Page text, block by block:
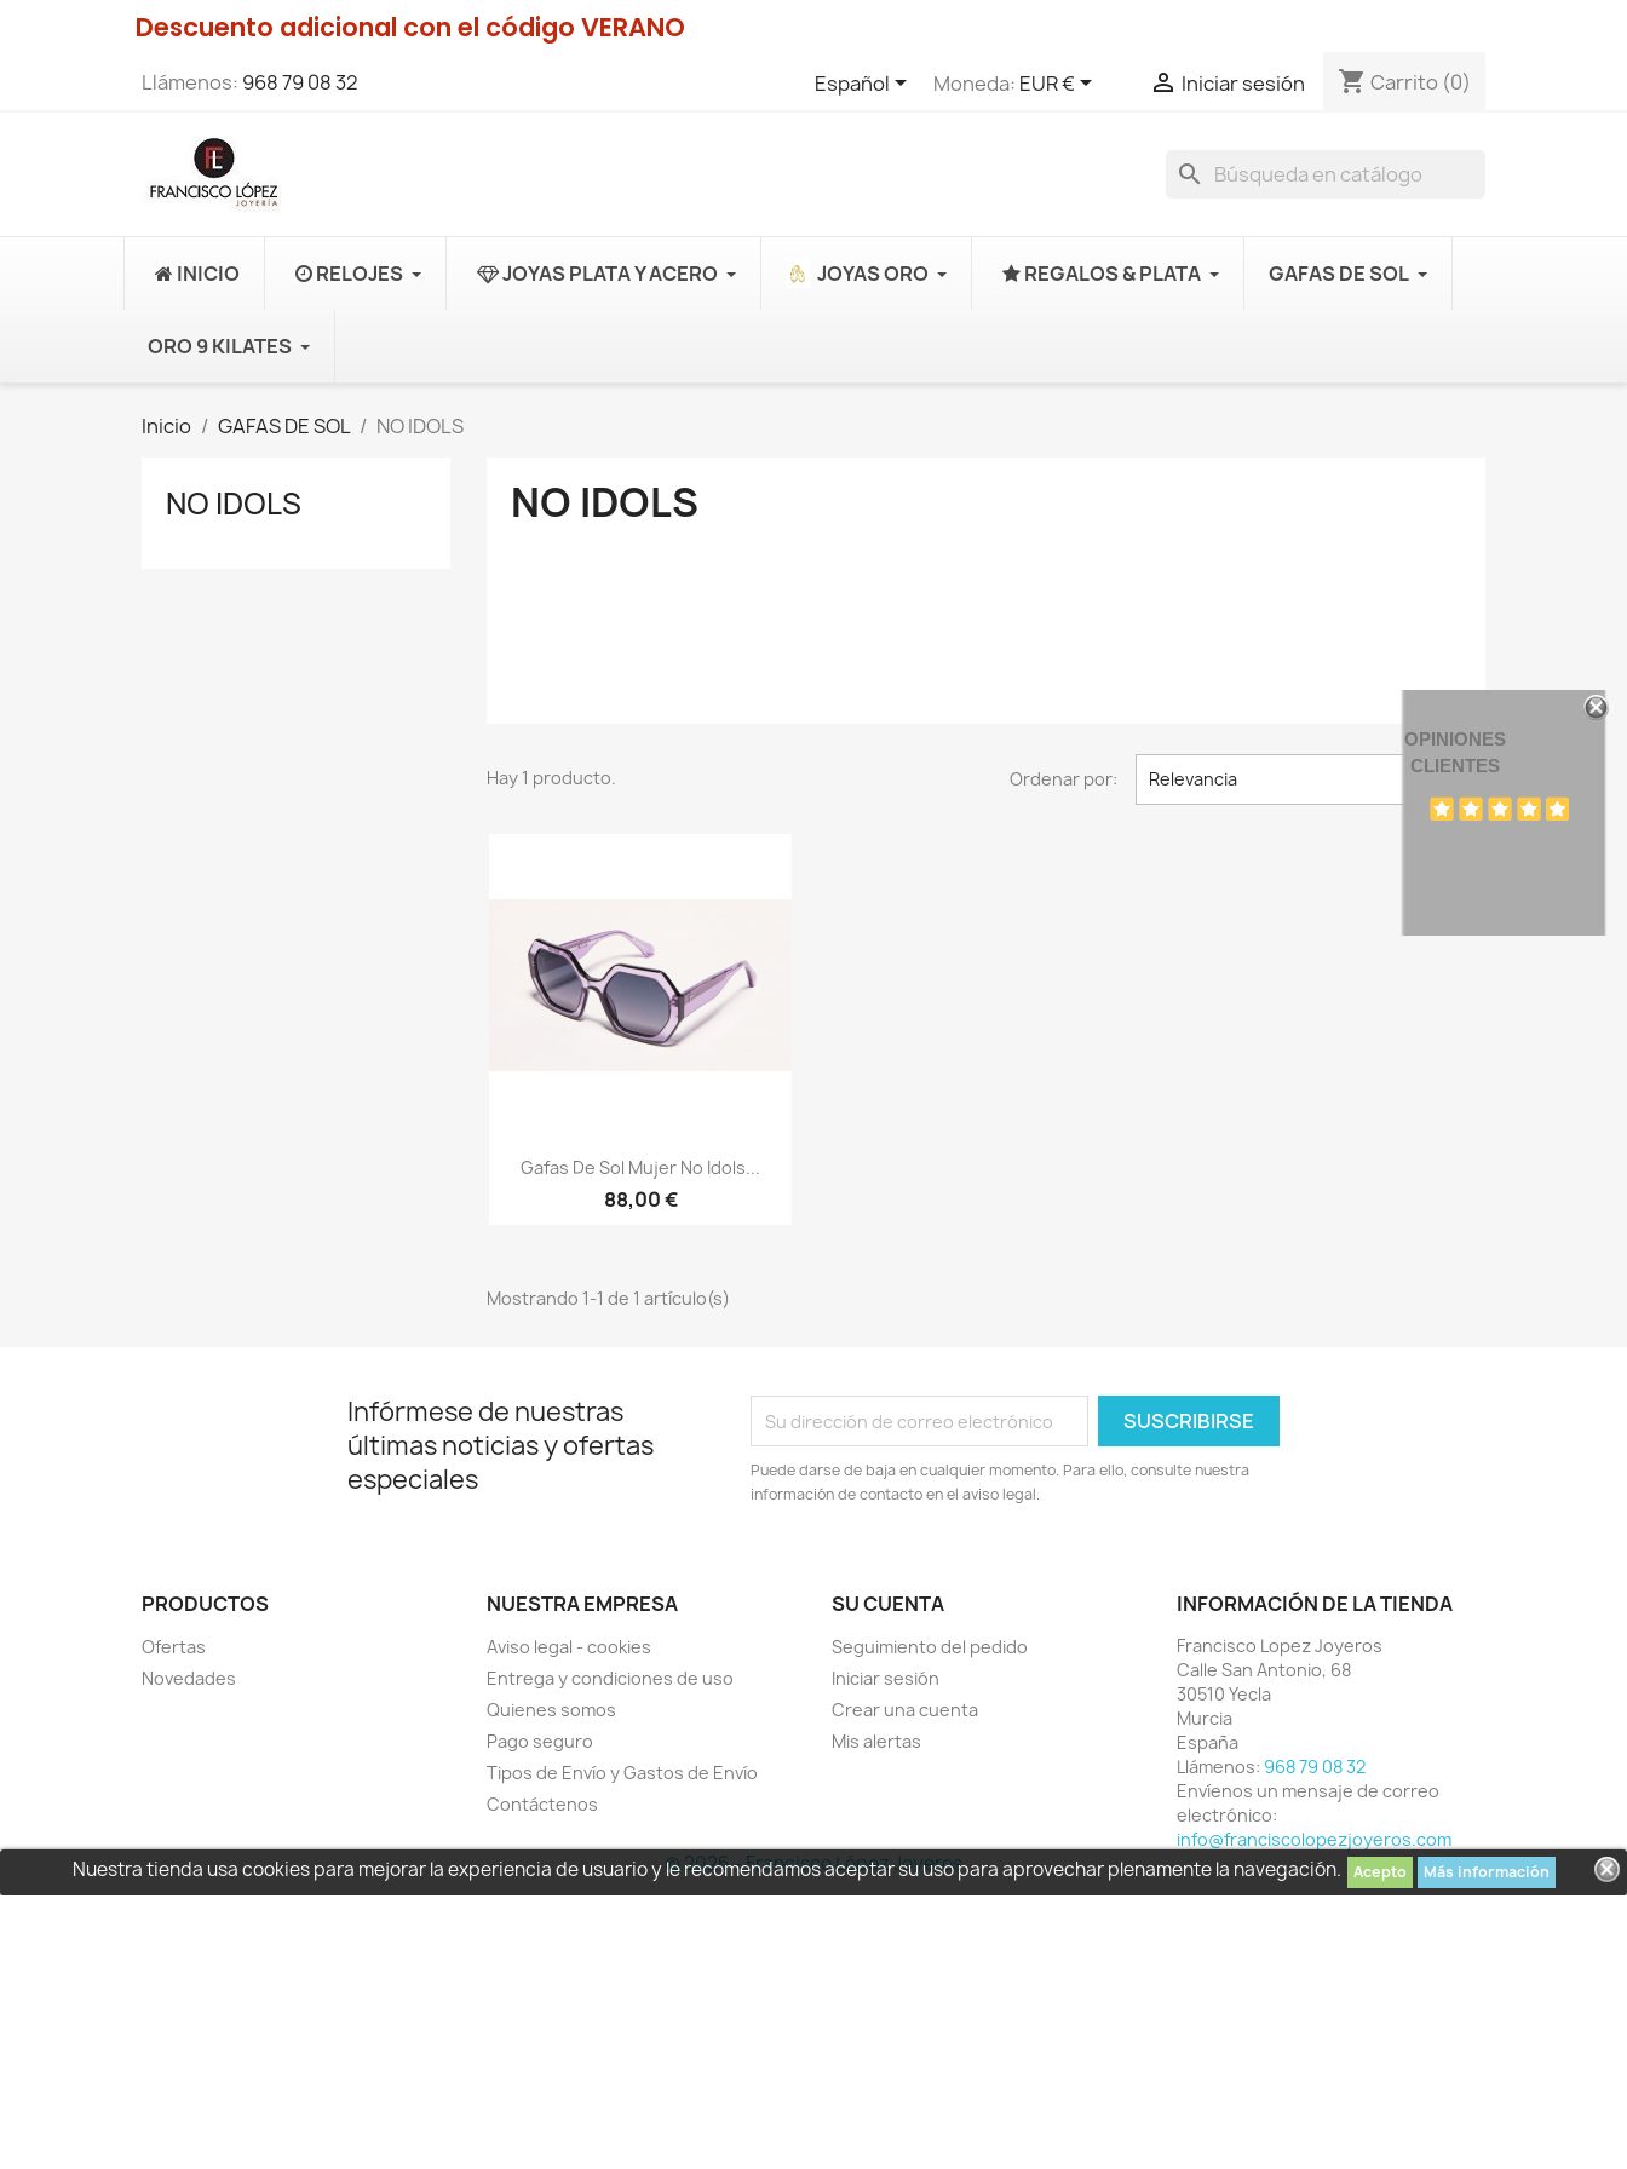
Descuento adicional con el código VERANO
Llámenos: 968 79 08 32 Español Moneda: EUR €  Iniciar sesión shopping_cart Carrito (0)
search
Nuestra tienda usa cookies para mejorar la experiencia de usuario y le recomendamos aceptar su uso para aprovechar plenamente la navegación. Acepto Más información
INICIO RELOJES JOYAS PLATA Y ACERO JOYAS ORO REGALOS & PLATA GAFAS DE SOL
ORO 9 KILATES
Inicio GAFAS DE SOL NO IDOLS
NO IDOLS NO IDOLS
Hay 1 producto. Ordenar por: Relevancia 
 Vista rápida
Gafas De Sol Mujer No Idols...
88,00 €
Mostrando 1-1 de 1 artículo(s)
Infórmese de nuestras
últimas noticias y ofertas
especiales
Puede darse de baja en cualquier momento. Para ello, consulte nuestra
información de contacto en el aviso legal.
PRODUCTOS
Ofertas
Novedades
NUESTRA EMPRESA
Aviso legal - cookies
Entrega y condiciones de uso
Quienes somos
Pago seguro
Tipos de Envío y Gastos de Envío
Contáctenos
SU CUENTA
Seguimiento del pedido
Iniciar sesión
Crear una cuenta
Mis alertas
INFORMACIÓN DE LA TIENDA
Francisco Lopez Joyeros
Calle San Antonio, 68
30510 Yecla
Murcia
España
Llámenos: 968 79 08 32
Envíenos un mensaje de correo
electrónico:
info@franciscolopezjoyeros.com
OPINIONES
CLIENTES
© 2026 - Francisco López Joyeros